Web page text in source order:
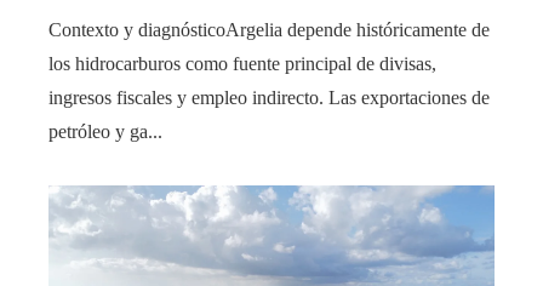
Contexto y diagnósticoArgelia depende históricamente de
los hidrocarburos como fuente principal de divisas,
ingresos fiscales y empleo indirecto. Las exportaciones de
petróleo y ga...